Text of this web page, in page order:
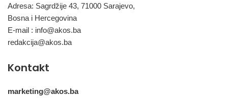
Adresa: Sagrdžije 43, 71000 Sarajevo,
Bosna i Hercegovina
E-mail : info@akos.ba
redakcija@akos.ba
Kontakt
marketing@akos.ba